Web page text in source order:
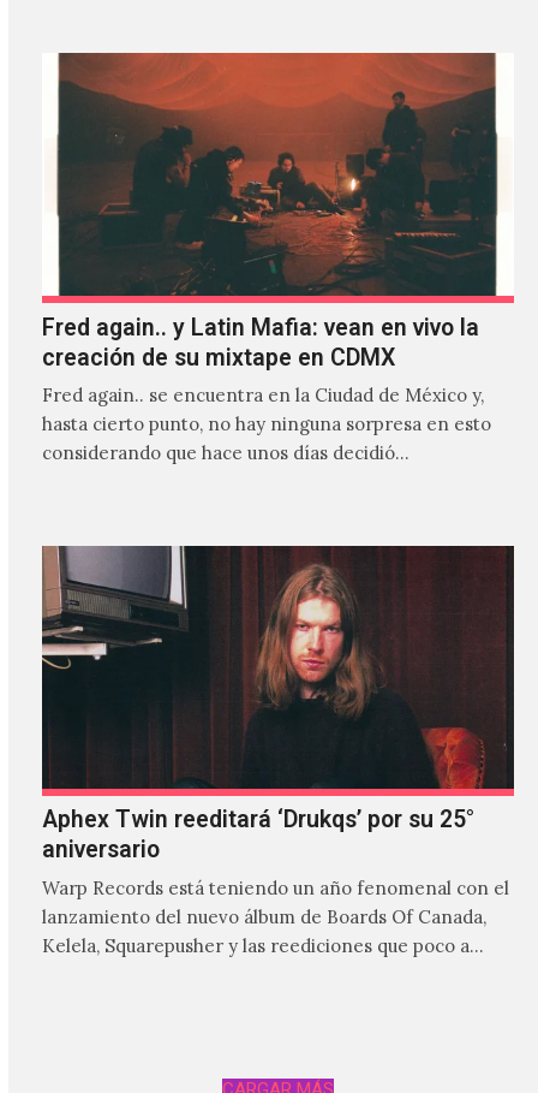
Fred again.. y Latin Mafia: vean en vivo la
creación de su mixtape en CDMX
Fred again.. se encuentra en la Ciudad de México y,
hasta cierto punto, no hay ninguna sorpresa en esto
considerando que hace unos días decidió…
Aphex Twin reeditará ‘Drukqs’ por su 25°
aniversario
Warp Records está teniendo un año fenomenal con el
lanzamiento del nuevo álbum de Boards Of Canada,
Kelela, Squarepusher y las reediciones que poco a…